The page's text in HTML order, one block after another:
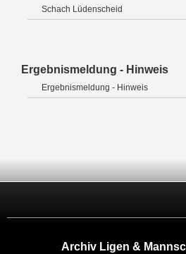
Schach Lüdenscheid
Ergebnismeldung - Hinweis
Ergebnismeldung - Hinweis
Archiv Ligen &